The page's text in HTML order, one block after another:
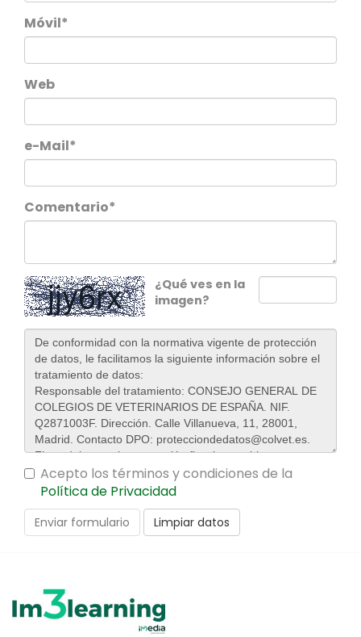
Móvil*
Web
e-Mail*
Comentario*
¿Qué ves en la
imagen?
Acepto los términos y condiciones de la
Política de Privacidad